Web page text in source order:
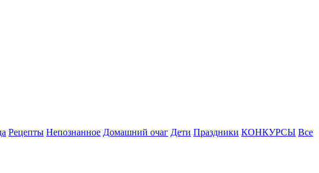
Рецепты Непознанное Домашний очаг Дети Праздники КОНКУРСЫ Все